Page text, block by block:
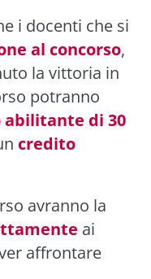
i docenti che si
al concorso,
la vittoria in
potranno
abilitante di 30
credito
avranno la
ai
affrontare